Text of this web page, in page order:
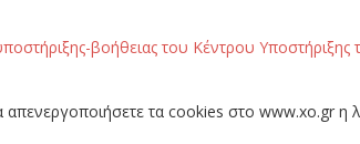
βοήθειας του Κέντρου Υποστήριξης
απενεργοποιήσετε τα cookies στο www.xo.gr η